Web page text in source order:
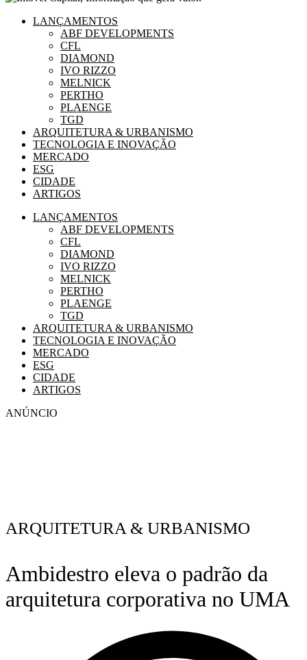
LANÇAMENTOS
ABF DEVELOPMENTS
CFL
DIAMOND
IVO RIZZO
MELNICK
PERTHO
PLAENGE
TGD
ARQUITETURA & URBANISMO
TECNOLOGIA E INOVAÇÃO
MERCADO
ESG
CIDADE
ARTIGOS
LANÇAMENTOS
ABF DEVELOPMENTS
CFL
DIAMOND
IVO RIZZO
MELNICK
PERTHO
PLAENGE
TGD
ARQUITETURA & URBANISMO
TECNOLOGIA E INOVAÇÃO
MERCADO
ESG
CIDADE
ARTIGOS
ANÚNCIO
ARQUITETURA & URBANISMO
Ambidestro eleva o padrão da
arquitetura corporativa no UMA